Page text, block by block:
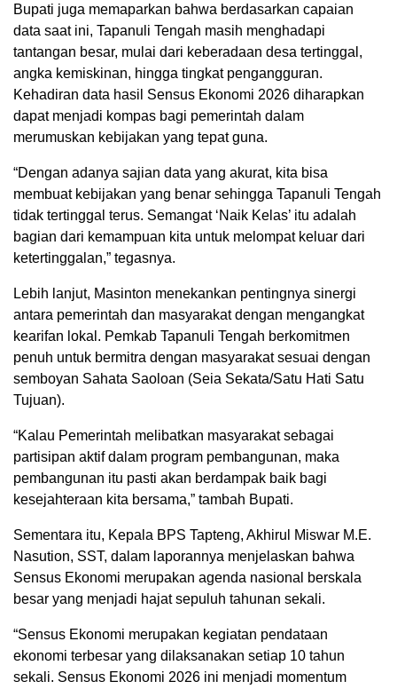
Bupati juga memaparkan bahwa berdasarkan capaian
data saat ini, Tapanuli Tengah masih menghadapi
tantangan besar, mulai dari keberadaan desa tertinggal,
angka kemiskinan, hingga tingkat pengangguran.
Kehadiran data hasil Sensus Ekonomi 2026 diharapkan
dapat menjadi kompas bagi pemerintah dalam
merumuskan kebijakan yang tepat guna.
“Dengan adanya sajian data yang akurat, kita bisa
membuat kebijakan yang benar sehingga Tapanuli Tengah
tidak tertinggal terus. Semangat ‘Naik Kelas’ itu adalah
bagian dari kemampuan kita untuk melompat keluar dari
ketertinggalan,” tegasnya.
Lebih lanjut, Masinton menekankan pentingnya sinergi
antara pemerintah dan masyarakat dengan mengangkat
kearifan lokal. Pemkab Tapanuli Tengah berkomitmen
penuh untuk bermitra dengan masyarakat sesuai dengan
semboyan Sahata Saoloan (Seia Sekata/Satu Hati Satu
Tujuan).
“Kalau Pemerintah melibatkan masyarakat sebagai
partisipan aktif dalam program pembangunan, maka
pembangunan itu pasti akan berdampak baik bagi
kesejahteraan kita bersama,” tambah Bupati.
Sementara itu, Kepala BPS Tapteng, Akhirul Miswar M.E.
Nasution, SST, dalam laporannya menjelaskan bahwa
Sensus Ekonomi merupakan agenda nasional berskala
besar yang menjadi hajat sepuluh tahunan sekali.
“Sensus Ekonomi merupakan kegiatan pendataan
ekonomi terbesar yang dilaksanakan setiap 10 tahun
sekali. Sensus Ekonomi 2026 ini menjadi momentum